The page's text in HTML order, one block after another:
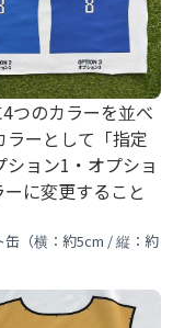
つのカラーを並べ
ーとして「指定
ョン1・オプショ
に変更すること
（横：約5cm / 縦：約